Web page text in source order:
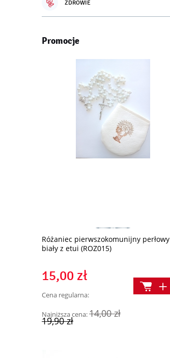
ZDROWIE
Promocje
Różaniec pierwszokomunijny perłowy
biały z etui (ROZ015)
15,00 zł
Cena regularna:
19,90 zł
Najniższa cena:14,00 zł